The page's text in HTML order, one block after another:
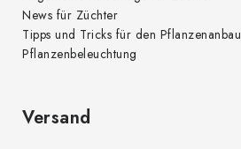
News für Züchter
Tipps und Tricks für den Pflanzenanbau
Pflanzenbeleuchtung
Versand